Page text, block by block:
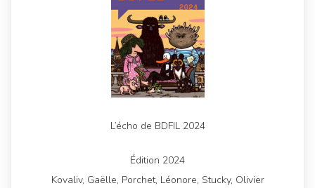
L’écho de BDFIL 2024
Édition 2024
Kovaliv, Gaëlle, Porchet, Léonore, Stucky, Olivier